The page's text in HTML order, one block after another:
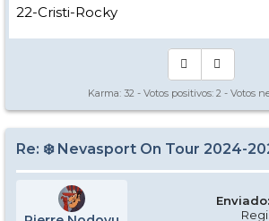
21-hypertension
22-Cristi-Rocky
Karma: 32 - Votos positivos: 2 - Votos
Re: ❄️ Nevasport On Tour 2024-